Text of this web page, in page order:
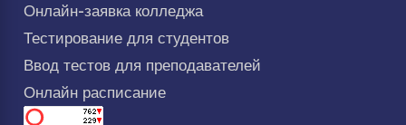
Онлайн-заявка колледжа
Тестирование для студентов
Ввод тестов для преподавателей
Онлайн расписание